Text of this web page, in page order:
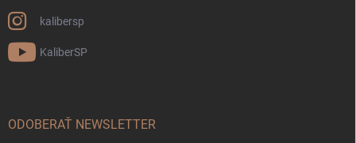
kalibersp
KaliberSP
ODOBERAŤ NEWSLETTER